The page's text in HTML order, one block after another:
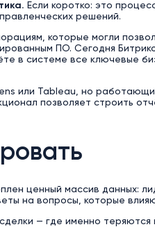
Если коротко: это
решений.
которые могли
ПО. Сегодня
в системе все ключевые
или Tableau, но
позволяет строить
ценный массив данных:
на вопросы, которые
— где именно